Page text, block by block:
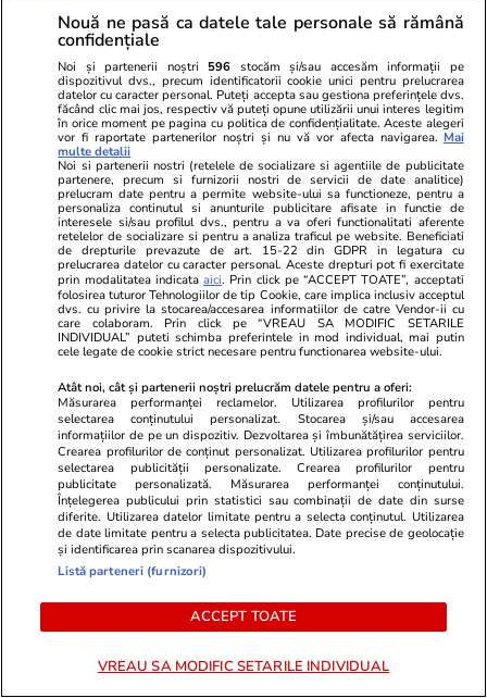
Violențe la protestul fermierilor, în fața
sediului ANSVSA. Ce s-a stabilit la discuțiile
cu Guvernul. Tanczos Barna anunță că se vor
lua măsuri în privința conducerii ANSVSA
Citește mai multe
TRENDING
Educație 12:10
Când începe şcoala în septembrie – structura
anului şcolar 2026-2027
Stiri Mondene 11:34
Mihai Onilă, fostul membru al trupei AXXA, a
fost operat de urgență. Primele declarații ale
artistului
Seceta extremă scoate la suprafață epave
nave de război din 1944 și o barjă scufundată
Nouă ne pasă ca datele tale personale să rămână
confidențiale
Noi și partenerii noștri 596 stocăm și/sau accesăm informații pe
dispozitivul dvs., precum identificatorii cookie unici pentru prelucrarea
datelor cu caracter personal. Puteți accepta sau gestiona preferințele dvs.
făcând clic mai jos, respectiv vă puteți opune utilizării unui interes legitim
în orice moment pe pagina cu politica de confidențialitate. Aceste alegeri
vor fi raportate partenerilor noștri și nu vă vor afecta navigarea. Mai
multe detalii
Noi si partenerii nostri (retelele de socializare si agentiile de publicitate
partenere, precum si furnizorii nostri de servicii de date analitice)
prelucram date pentru a permite website-ului sa functioneze, pentru a
personaliza continutul si anunturile publicitare afisate in functie de
interesele si/sau profilul dvs., pentru a va oferi functionalitati aferente
retelelor de socializare si pentru a analiza traficul pe website. Beneficiati
de drepturile prevazute de art. 15-22 din GDPR in legatura cu
prelucrarea datelor cu caracter personal. Aceste drepturi pot fi exercitate
prin modalitatea indicataaici. Prin click pe “ACCEPT TOATE”, acceptati
folosirea tuturor Tehnologiilor de tip Cookie, care implica inclusiv acceptul
dvs. cu privire la stocarea/accesarea informatiilor de catre Vendor-ii cu
care colaboram. Prin click pe “VREAU SA MODIFIC SETARILE
INDIVIDUAL” puteti schimba preferintele in mod individual, mai putin
cele legate de cookie strict necesare pentru functionarea website-ului.
Atât noi, cât și partenerii noștri prelucrăm datele pentru a oferi:
Măsurarea performanței reclamelor. Utilizarea profilurilor pentru
selectarea conținutului personalizat. Stocarea și/sau accesarea
informațiilor de pe un dispozitiv. Dezvoltarea și îmbunătățirea serviciilor.
Crearea profilurilor de conținut personalizat. Utilizarea profilurilor pentru
selectarea publicității personalizate. Crearea profilurilor pentru
publicitate personalizată. Măsurarea performanței conținutului.
Înțelegerea publicului prin statistici sau combinații de date din surse
diferite. Utilizarea datelor limitate pentru a selecta conținutul. Utilizarea
de date limitate pentru a selecta publicitatea. Date precise de geolocație
și identificarea prin scanarea dispozitivului.
Listă parteneri (furnizori)
ACCEPT TOATE
VREAU SA MODIFIC SETARILE INDIVIDUAL